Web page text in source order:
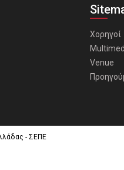
Χορηγοί
Venue
- ΣΕΠΕ